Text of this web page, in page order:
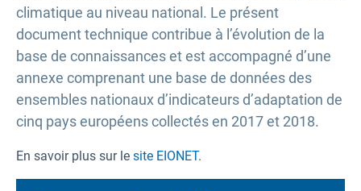
climatique au niveau national. Le présent
document technique contribue à l’évolution de la
base de connaissances et est accompagné d’une
annexe comprenant une base de données des
ensembles nationaux d’indicateurs d’adaptation de
cinq pays européens collectés en 2017 et 2018.
En savoir plus sur le site EIONET.